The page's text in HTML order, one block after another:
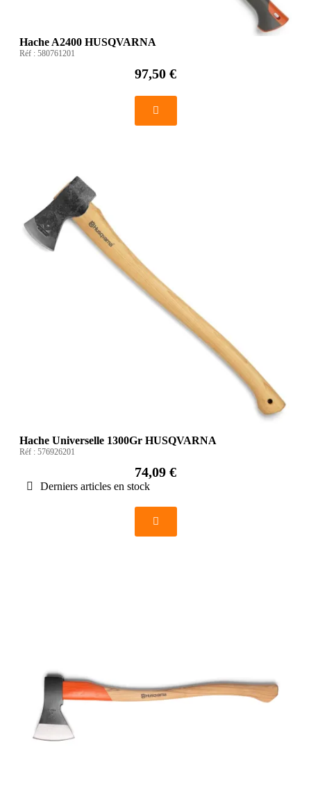
Hache A2400 HUSQVARNA
Réf : 580761201
97,50 €
Hache Universelle 1300Gr HUSQVARNA
Réf : 576926201
74,09 €
Derniers articles en stock